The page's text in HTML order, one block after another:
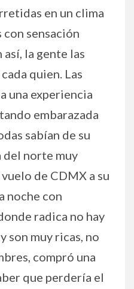
en un clima
sensación
así, la gente las
quien. Las
una experiencia
embarazada
sabían de su
del norte muy
de CDMX a su
noche con
radica no hay
y son muy ricas, no
compró una
que perdería el